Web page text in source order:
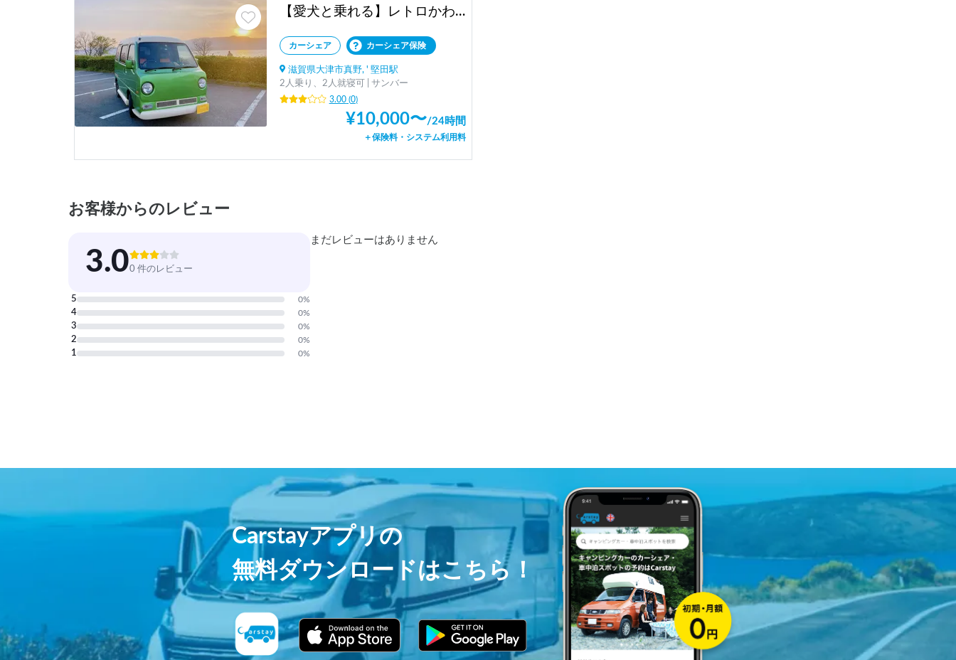
【愛犬と乗れる】レトロかわいい❣️サンバー号
カーシェア カーシェア保険
滋賀県大津市真野, ' 堅田駅
2人乗り、2人就寝可 | サンバー
3.00(0)
¥10,000〜/24時間
＋保険料・システム利用料
お客様からのレビュー
3.00 件のレビュー
5 0%
4 0%
3 0%
2 0%
1 0%
まだレビューはありません
Carstayアプリの
無料ダウンロードはこちら！